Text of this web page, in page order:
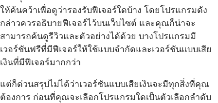
ให้ค้นคว้าเพื่อดูว่ารองรับฟีเจอร์ใดบ้าง โดยโปรแกรมดัง
กล่าวควรอธิบายฟีเจอร์ไว้บนเว็บไซต์ และคุณก็น่าจะ
สามารถค้นดูรีวิวและตัวอย่างได้ด้วย บางโปรแกรมมี
เวอร์ชันฟรีที่มีฟีเจอร์ให้ใช้แบบจำกัดและเวอร์ชันแบบเสีย
เงินที่มีฟีเจอร์มากกว่า
แต่ก็ด่วนสรุปไม่ได้ว่าเวอร์ชันแบบเสียเงินจะมีทุกสิ่งที่คุณ
ต้องการ ก่อนที่คุณจะเลือกโปรแกรมใดเป็นตัวเลือกลำดับ